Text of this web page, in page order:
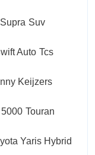
Supra Suv
Auto Tcs
Keijzers
5000 Touran
Yaris Hybrid